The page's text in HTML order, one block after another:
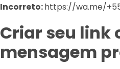
Incorreto:https://wa.me/
Criar seu link
mensagem